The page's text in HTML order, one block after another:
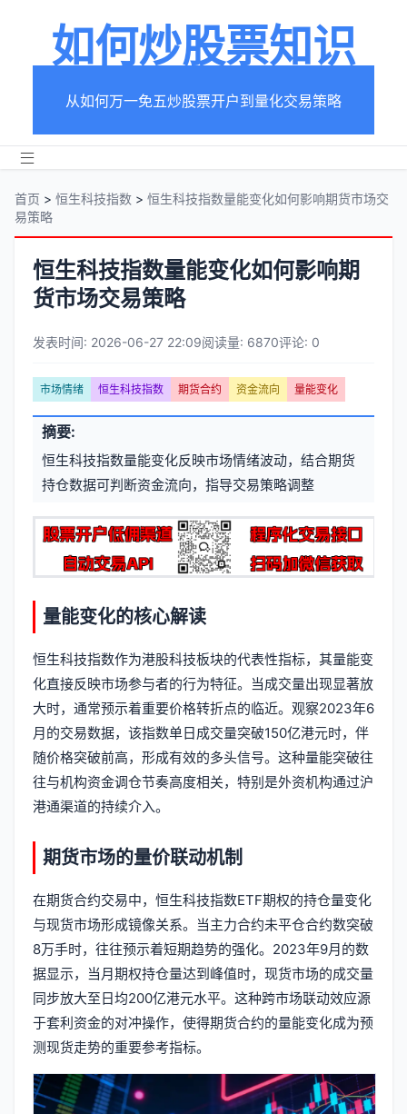
如何炒股票知识
从如何万一免五炒股票开户到量化交易策略
首页 > 恒生科技指数 > 恒生科技指数量能变化如何影响期货市场交
易策略
恒生科技指数量能变化如何影响期
货市场交易策略
章
元
信
发表时间: 2026-06-27 22:09阅读量: 6870评论: 0
文
章
标
签
市场情绪 恒生科技指数 期货合约 资金流向 量能变化
摘要:
恒生科技指数量能变化反映市场情绪波动，结合期货
持仓数据可判断资金流向，指导交易策略调整
量能变化的核心解读
恒生科技指数作为港股科技板块的代表性指标，其量能变
化直接反映市场参与者的行为特征。当成交量出现显著放
大时，通常预示着重要价格转折点的临近。观察2023年6
月的交易数据，该指数单日成交量突破150亿港元时，伴
随价格突破前高，形成有效的多头信号。这种量能突破往
往与机构资金调仓节奏高度相关，特别是外资机构通过沪
港通渠道的持续介入。
期货市场的量价联动机制
在期货合约交易中，恒生科技指数ETF期权的持仓量变化
与现货市场形成镜像关系。当主力合约未平仓合约数突破
8万手时，往往预示着短期趋势的强化。2023年9月的数
据显示，当月期权持仓量达到峰值时，现货市场的成交量
同步放大至日均200亿港元水平。这种跨市场联动效应源
于套利资金的对冲操作，使得期货合约的量能变化成为预
测现货走势的重要参考指标。